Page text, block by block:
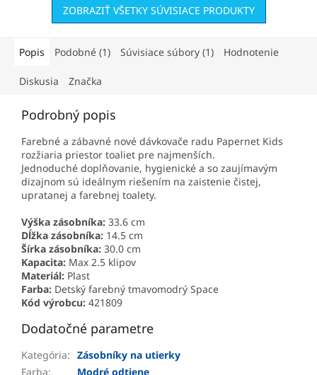
ZOBRAZIŤ VŠETKY SÚVISIACE PRODUKTY
Popis Podobné (1) Súvisiace súbory (1) Hodnotenie
Diskusia Značka
Podrobný popis
Farebné a zábavné nové dávkovače radu Papernet Kids
rozžiaria priestor toaliet pre najmenších.
Jednoduché doplňovanie, hygienické a so zaujímavým
dizajnom sú ideálnym riešením na zaistenie čistej,
upratanej a farebnej toalety.
Výška zásobníka: 33.6 cm
Dĺžka zásobníka: 14.5 cm
Šírka zásobníka: 30.0 cm
Kapacita: Max 2.5 klipov
Materiál: Plast
Farba: Detský farebný tmavomodrý Space
Kód výrobcu: 421809
Dodatočné parametre
Kategória: Zásobníky na utierky
Farba: Modré odtiene